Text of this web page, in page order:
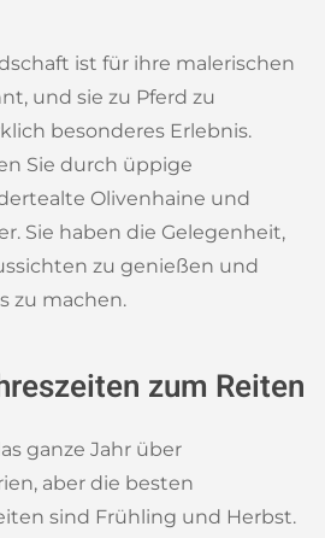
ist für ihre malerischen
und sie zu Pferd zu
besonderes Erlebnis.
Sie durch üppige
Olivenhaine und
Sie haben die Gelegenheit,
zu genießen und
zu machen.
zum Reiten
ganze Jahr über
aber die besten
sind Frühling und Herbst.